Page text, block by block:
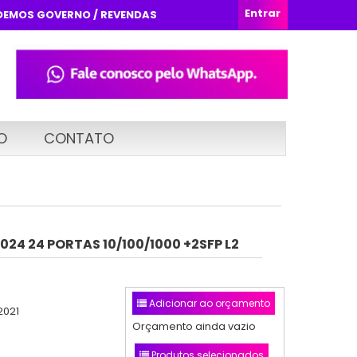
Entrar
GOVERNO / REVENDAS
CONTATO
24 PORTAS 10/100/1000 +2SFP L2
Adicionar ao orçamento
Orçamento ainda vazio